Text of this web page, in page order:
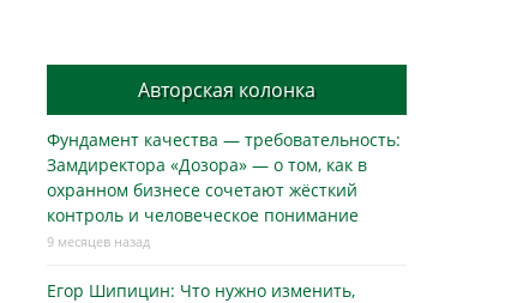
Авторская колонка
Фундамент качества — требовательность:
Замдиректора «Дозора» — о том, как в
охранном бизнесe сочетают жёсткий
контроль и человеческое понимание
9 месяцев назад
Егор Шипицин: Что нужно изменить,